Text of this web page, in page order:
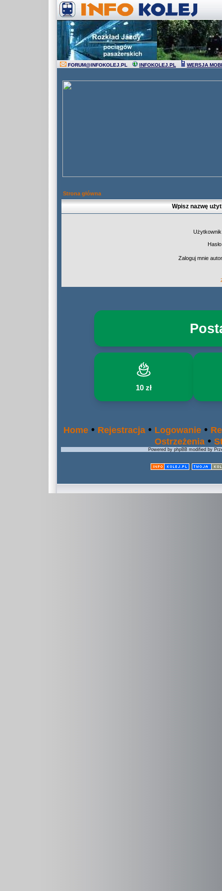
FORUM@INFOKOLEJ.PL INFOKOLEJ.PL WERSJA
Strona główna
Wpisz nazwę
Zaloguj mnie
10 zł
Home • Rejestracja • Logowanie •
Ostrzeżenia •
Powered by phpBB modified by